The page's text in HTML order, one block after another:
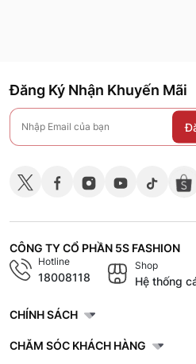
Đăng Ký Nhận Khuyến Mãi
CÔNG TY CỔ PHẦN 5S FASHION
Hotline
18008118
Shop
Hệ thống
CHÍNH SÁCH
CHĂM SÓC KHÁCH HÀNG